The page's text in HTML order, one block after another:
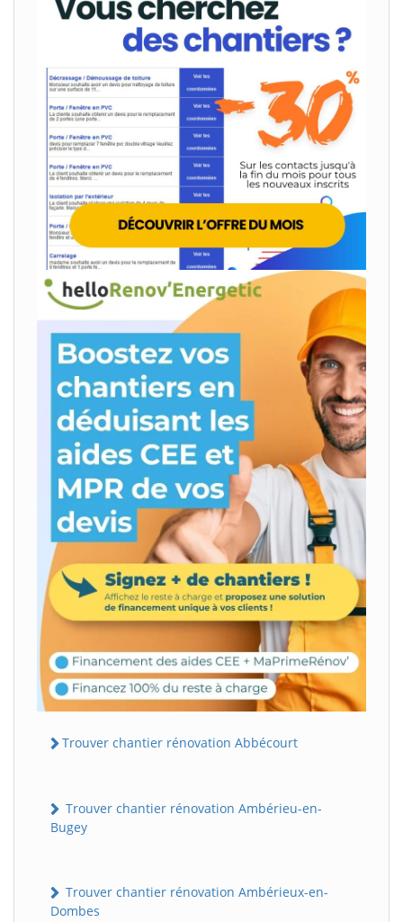
Trouver chantier rénovation Abbécourt
Trouver chantier rénovation Ambérieu-en-
Bugey
Trouver chantier rénovation Ambérieux-en-
Dombes